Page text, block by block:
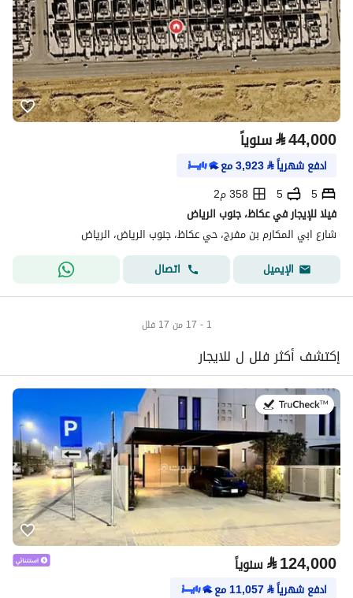
⃁44,000 سنوياً
ادفع شهرياً⃁
3,923مع
5
5
358 م2
فيلا للإيجار في عكاظ، جنوب الرياض
شارع ابي المكارم بن مفرج، حي عكاظ، جنوب الرياض، الرياض
الإيميل
اتصال
1 - 17 من 17 فلل
إكتشف أكثر فلل ل للايجار
في:29 يوليو 2026
⃁124,000 سنوياً
ادفع شهرياً⃁
11,057مع